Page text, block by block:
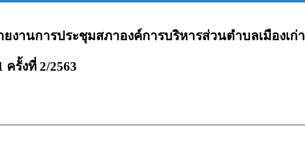
ยงานการประชุมสภาองค์การบริหารส่วนตำบลเมืองเก่า
รั้งที่ 2/2563